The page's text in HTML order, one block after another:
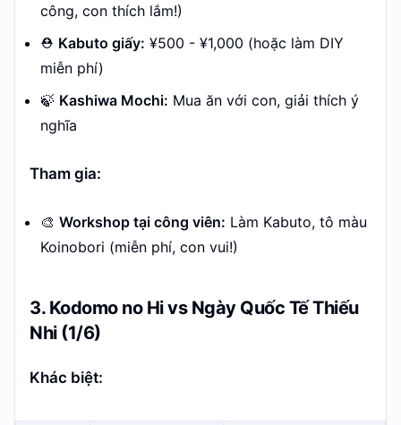
công, con thích lắm!)
⛑️ Kabuto giấy: ¥500 - ¥1,000 (hoặc làm DIY
miễn phí)
🍃 Kashiwa Mochi: Mua ăn với con, giải thích ý
nghĩa
Tham gia:
🎨 Workshop tại công viên: Làm Kabuto, tô màu
Koinobori (miễn phí, con vui!)
3. Kodomo no Hi vs Ngày Quốc Tế Thiếu
Nhi (1/6)
Khác biệt: